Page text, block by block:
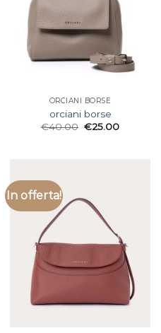
ORCIANI BORSE
orciani borse
€40.00 €25.00
In offerta!